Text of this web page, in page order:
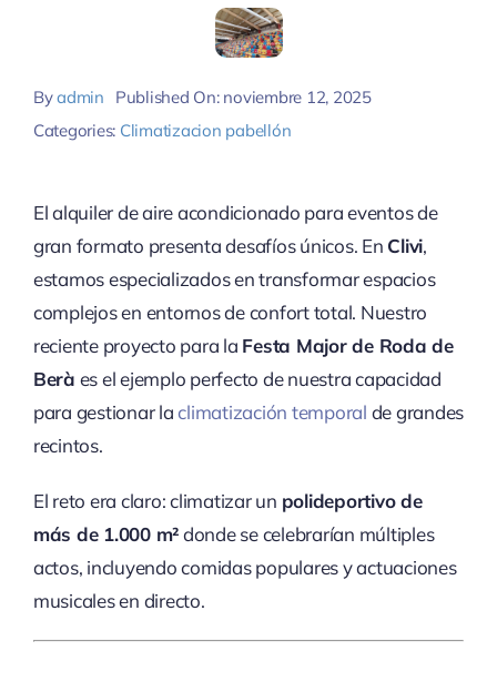
Byadmin
Published On: noviembre 12, 2025
Categories: Climatizacion pabellón
El alquiler de aire acondicionado para eventos de
gran formato presenta desafíos únicos. En Clivi,
estamos especializados en transformar espacios
complejos en entornos de confort total. Nuestro
reciente proyecto para la Festa Major de Roda de
Berà es el ejemplo perfecto de nuestra capacidad
para gestionar laclimatización temporal de grandes
recintos.
El reto era claro: climatizar un polideportivo de
más de 1.000 m²donde se celebrarían múltiples
actos, incluyendo comidas populares y actuaciones
musicales en directo.